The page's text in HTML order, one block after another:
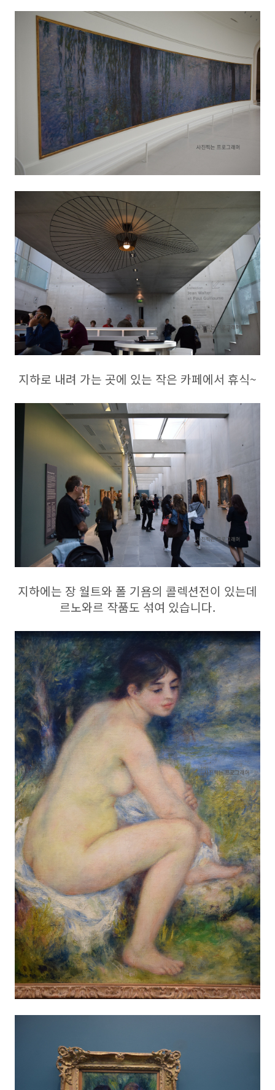
지하로 내려 가는 곳에 있는 작은 카페에서 휴식~
지하에는 장 월트와 폴 기욤의 콜렉션전이 있는데
르노와르 작품도 섞여 있습니다.